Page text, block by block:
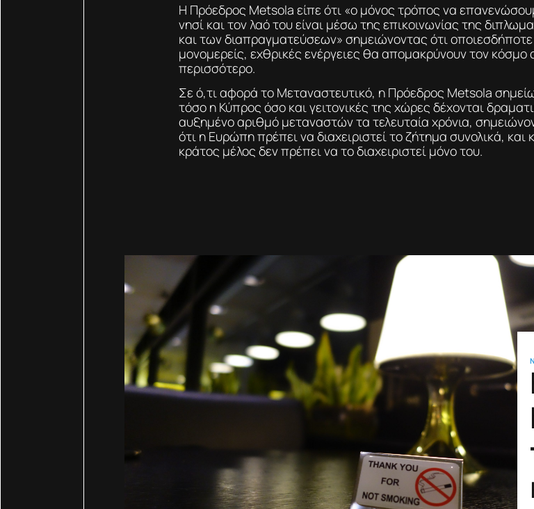
Η Πρόεδρος Metsola είπε ότι «ο μόνος τρόπος να
νησί και τον λαό του είναι μέσω της επικοινωνίας της
και των διαπραγματεύσεων» σημειώνοντας ότι οποιεσδήποτε
μονομερείς, εχθρικές ενέργειες θα απομακρύνουν τον κόσμο
περισσότερο.
Σε ό,τι αφορά το Μεταναστευτικό, η Πρόεδρος Metsola
τόσο η Κύπρος όσο και γειτονικές της χώρες δέχονται
αυξημένο αριθμό μεταναστών τα τελευταία χρόνια,
ότι η Ευρώπη πρέπει να διαχειριστεί το ζήτημα συνολικά, και
κράτος μέλος δεν πρέπει να το διαχειριστεί μόνο του.